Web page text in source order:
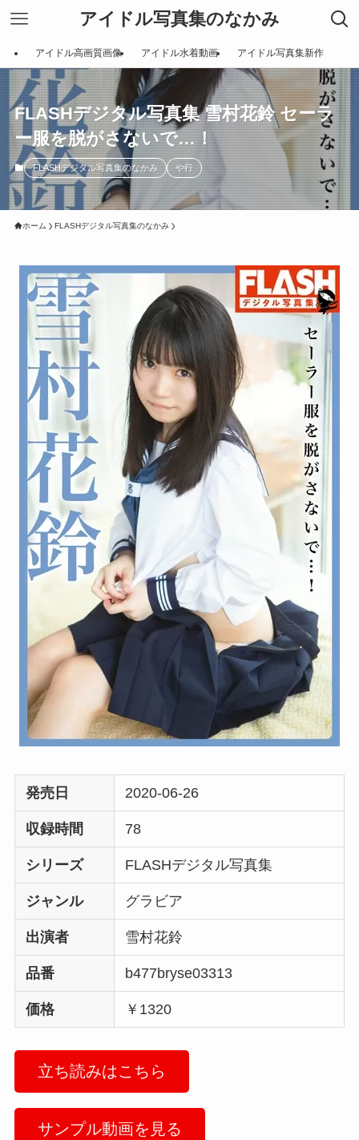
アイドル写真集のなかみ
アイドル高画質画像 アイドル水着動画 アイドル写真集新作
FLASHデジタル写真集 雪村花鈴 セーラ
ー服を脱がさないで…！
FLASHデジタル写真集のなかみ や行
ホーム FLASHデジタル写真集のなかみ
発売日 2020-06-26
収録時間 78
シリーズ FLASHデジタル写真集
ジャンル グラビア
出演者 雪村花鈴
品番 b477bryse03313
価格 ￥1320
立ち読みはこちら
サンプル動画を見る